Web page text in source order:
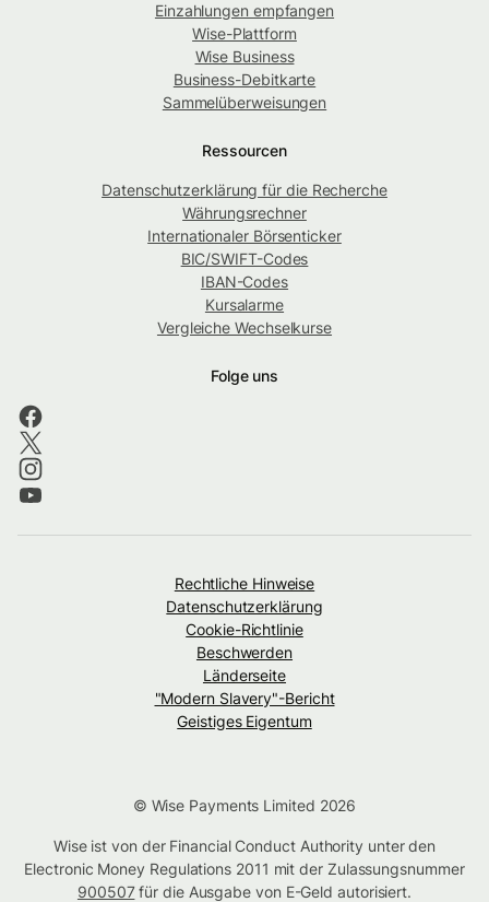
Einzahlungen empfangen
Wise-Plattform
Wise Business
Business-Debitkarte
Sammelüberweisungen
Ressourcen
Datenschutzerklärung für die Recherche
Währungsrechner
Internationaler Börsenticker
BIC/SWIFT-Codes
IBAN-Codes
Kursalarme
Vergleiche Wechselkurse
Folge uns
Rechtliche Hinweise
Datenschutzerklärung
Cookie-Richtlinie
Beschwerden
Länderseite
"Modern Slavery"-Bericht
Geistiges Eigentum
© Wise Payments Limited 2026
Wise ist von der Financial Conduct Authority unter den
Electronic Money Regulations 2011 mit der Zulassungsnummer
900507für die Ausgabe von E-Geld autorisiert.